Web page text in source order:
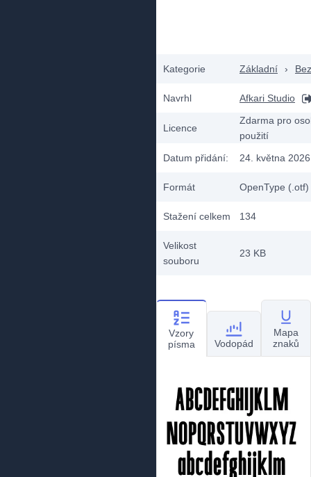
Kategorie Základní ›
Navrhl Afkari Studio
Licence
Zdarma pro
použití
Datum přidání:
24. května 2026
Formát OpenType (.otf)
Stažení celkem 134
Velikost
souboru
23 KB
Vzory
písma
Vodopád
Mapa
znaků